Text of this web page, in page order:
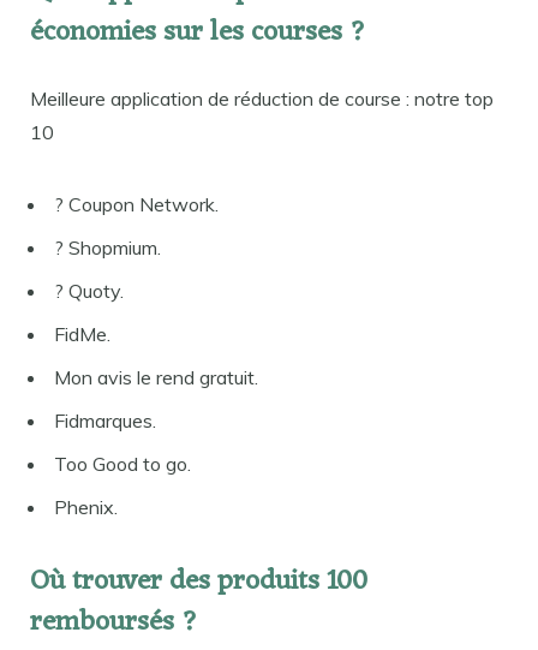
économies sur les courses ?
Meilleure application de réduction de course : notre top
10
? Coupon Network.
? Shopmium.
? Quoty.
FidMe.
Mon avis le rend gratuit.
Fidmarques.
Too Good to go.
Phenix.
Où trouver des produits 100
remboursés ?